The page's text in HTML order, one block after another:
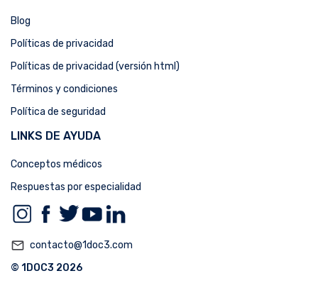
Blog
Políticas de privacidad
Políticas de privacidad (versión html)
Términos y condiciones
Política de seguridad
LINKS DE AYUDA
Conceptos médicos
Respuestas por especialidad
mail_outline contacto@1doc3.com
© 1DOC3 2026